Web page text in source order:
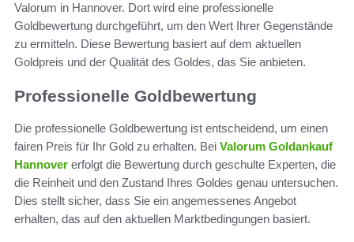
Valorum in Hannover. Dort wird eine professionelle
Goldbewertung durchgeführt, um den Wert Ihrer Gegenstände
zu ermitteln. Diese Bewertung basiert auf dem aktuellen
Goldpreis und der Qualität des Goldes, das Sie anbieten.
Professionelle Goldbewertung
Die professionelle Goldbewertung ist entscheidend, um einen
fairen Preis für Ihr Gold zu erhalten. Bei Valorum Goldankauf
Hannover erfolgt die Bewertung durch geschulte Experten, die
die Reinheit und den Zustand Ihres Goldes genau untersuchen.
Dies stellt sicher, dass Sie ein angemessenes Angebot
erhalten, das auf den aktuellen Marktbedingungen basiert.